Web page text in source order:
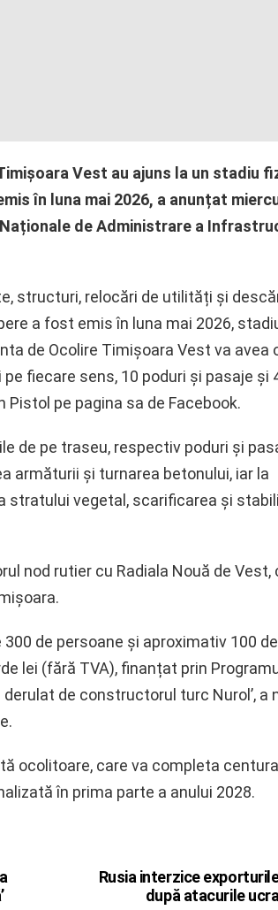
Vest au ajuns la un stadiu
în luna mai 2026, a anunțat
de Administrare a
structuri, relocări de utilități și
a fost emis în luna mai 2026,
de Ocolire Timișoara Vest va avea
fiecare sens, 10 poduri și pasaje și
Pistol pe pagina sa de Facebook.
de pe traseu, respectiv poduri și
armăturii și turnarea betonului, iar la
stratului vegetal, scarificarea și
nod rutier cu Radiala Nouă de Vest,
de persoane și aproximativ 100
lei (fără TVA), finanțat prin
de constructorul turc Nurol’, a
ocolitoare, care va completa centura
în prima parte a anului 2028.
Rusia interzice
după atacurile